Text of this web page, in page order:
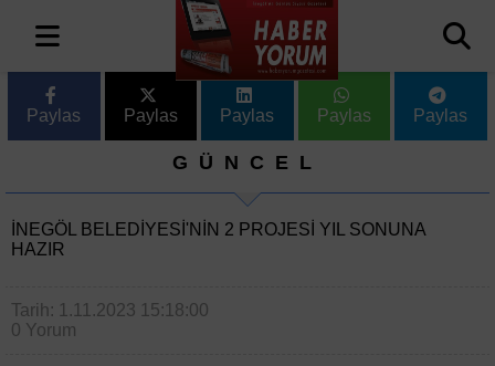
Paylas Paylas Paylas Paylas Paylas
GÜNCEL
İNEGÖL BELEDİYESİ'NİN 2 PROJESİ YIL SONUNA
HAZIR
Tarih: 1.11.2023 15:18:00
0 Yorum